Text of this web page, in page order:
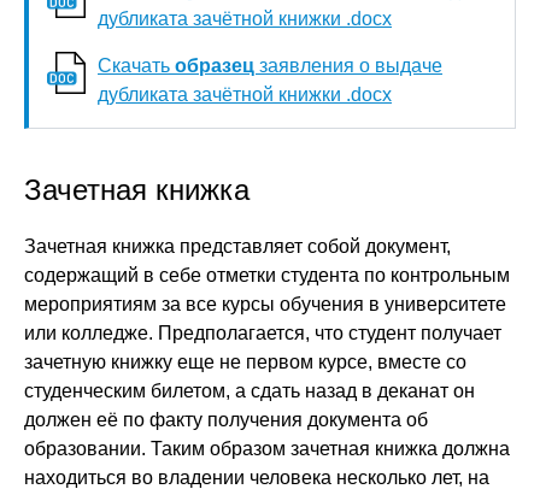
дубликата зачётной книжки .docx
Скачать образец заявления о выдаче
дубликата зачётной книжки .docx
Зачетная книжка
Зачетная книжка представляет собой документ,
содержащий в себе отметки студента по контрольным
мероприятиям за все курсы обучения в университете
или колледже. Предполагается, что студент получает
зачетную книжку еще не первом курсе, вместе со
студенческим билетом, а сдать назад в деканат он
должен её по факту получения документа об
образовании. Таким образом зачетная книжка должна
находиться во владении человека несколько лет, на